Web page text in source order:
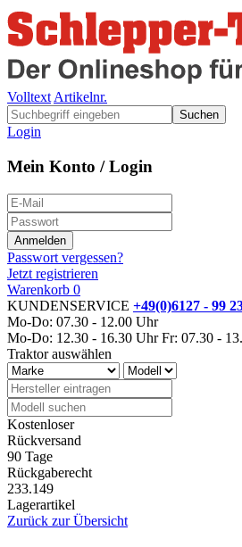
Volltext Artikelnr.
Suchen
Login
Mein Konto / Login
Passwort vergessen?
Jetzt registrieren
Warenkorb 0
KUNDENSERVICE +49(0)6127 - 99
Mo-Do: 07.30 - 12.00 Uhr
Mo-Do: 12.30 - 16.30 Uhr Fr: 07.30 -
Traktor auswählen
Kostenloser
Rückversand
90 Tage
Rückgaberecht
233.149
Lagerartikel
Zurück zur Übersicht